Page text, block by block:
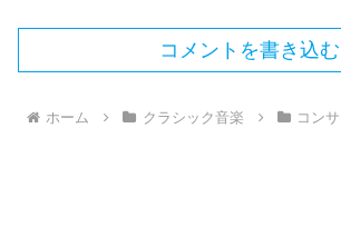
コメントを書き込む
ホーム クラシック音楽 コン